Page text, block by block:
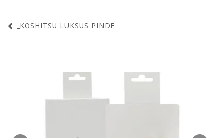
KOSHITSU LUKSUS PINDE